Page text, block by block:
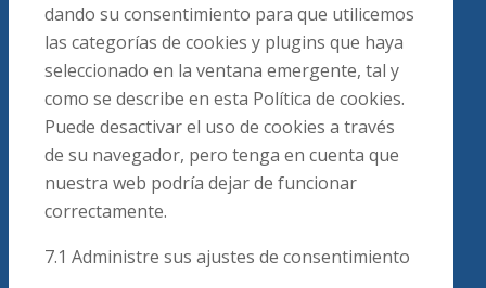
dando su consentimiento para que utilicemos
las categorías de cookies y plugins que haya
seleccionado en la ventana emergente, tal y
como se describe en esta Política de cookies.
Puede desactivar el uso de cookies a través
de su navegador, pero tenga en cuenta que
nuestra web podría dejar de funcionar
correctamente.
7.1 Administre sus ajustes de consentimiento